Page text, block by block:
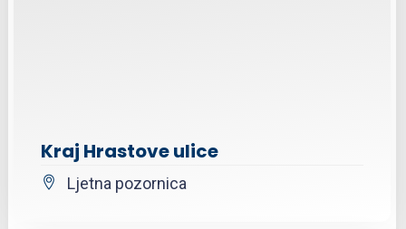
Kraj Hrastove ulice
Ljetna pozornica